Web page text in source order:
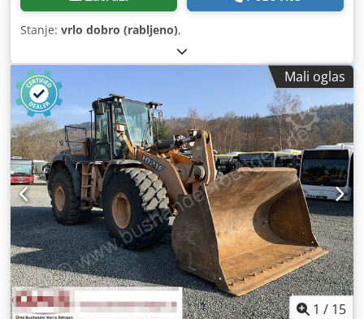
Stanje: vrlo dobro (rabljeno),
Mali oglas
1 / 15